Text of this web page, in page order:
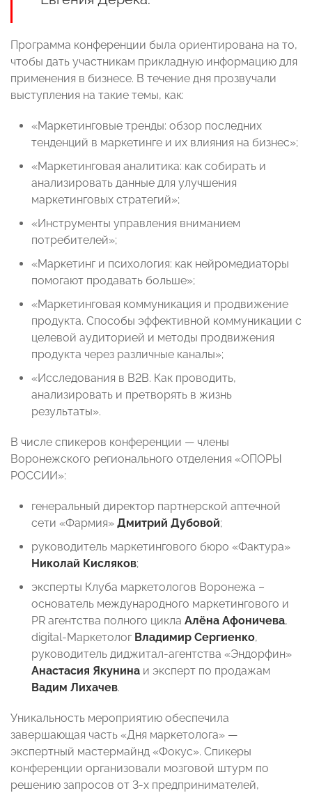
Программа конференции была ориентирована на то,
чтобы дать участникам прикладную информацию для
применения в бизнесе. В течение дня прозвучали
выступления на такие темы, как:
«Маркетинговые тренды: обзор последних
тенденций в маркетинге и их влияния на бизнес»;
«Маркетинговая аналитика: как собирать и
анализировать данные для улучшения
маркетинговых стратегий»;
«Инструменты управления вниманием
потребителей»;
«Маркетинг и психология: как нейромедиаторы
помогают продавать больше»;
«Маркетинговая коммуникация и продвижение
продукта. Способы эффективной коммуникации с
целевой аудиторией и методы продвижения
продукта через различные каналы»;
«Исследования в B2B. Как проводить,
анализировать и претворять в жизнь
результаты».
В числе спикеров конференции — члены
Воронежского регионального отделения «ОПОРЫ
РОССИИ»:
генеральный директор партнерской аптечной
сети «Фармия» Дмитрий Дубовой;
руководитель маркетингового бюро «Фактура»
Николай Кисляков;
эксперты Клуба маркетологов Воронежа –
основатель международного маркетингового и
PR агентства полного цикла Алёна Афоничева,
digital-Маркетолог Владимир Сергиенко,
руководитель диджитал-агентства «Эндорфин»
Анастасия Якунина и эксперт по продажам
Вадим Лихачев.
Уникальность мероприятию обеспечила
завершающая часть «Дня маркетолога» —
экспертный мастермайнд «Фокус». Спикеры
конференции организовали мозговой штурм по
решению запросов от 3-х предпринимателей,